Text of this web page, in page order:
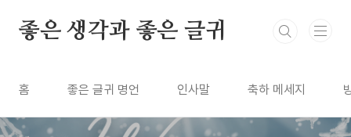
좋은 생각과 좋은 글귀
홈 좋은 글귀 명언 인사말 축하 메세지